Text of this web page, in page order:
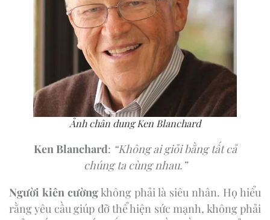
Ảnh chân dung Ken Blanchard
Ken Blanchard: “Không ai giỏi bằng tất cả
chúng ta cùng nhau.”
Người kiên cườngkhông phải là siêu nhân. Họ hiểu
rằng yêu cầu giúp đỡ thể hiện sức mạnh, không phải